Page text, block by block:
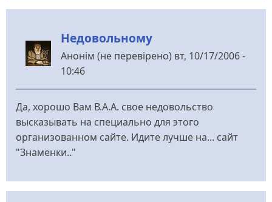
Недовольному
Анонім (не перевірено) вт, 10/17/2006 -
10:46
Да, хорошо Вам В.А.А. свое недовольство
высказывать на специально для этого
организованном сайте. Идите лучше на... сайт
"Знаменки.."